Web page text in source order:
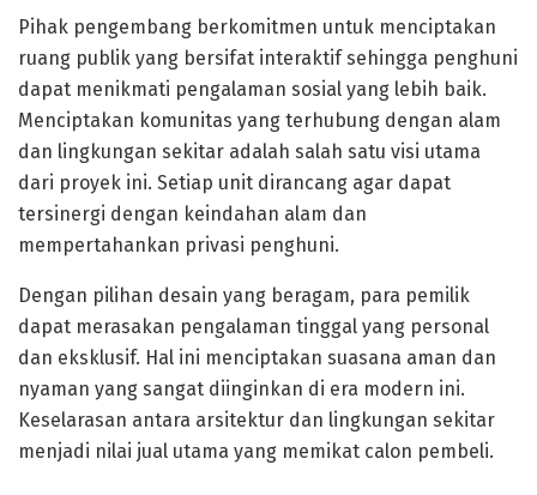
Pihak pengembang berkomitmen untuk menciptakan
ruang publik yang bersifat interaktif sehingga penghuni
dapat menikmati pengalaman sosial yang lebih baik.
Menciptakan komunitas yang terhubung dengan alam
dan lingkungan sekitar adalah salah satu visi utama
dari proyek ini. Setiap unit dirancang agar dapat
tersinergi dengan keindahan alam dan
mempertahankan privasi penghuni.
Dengan pilihan desain yang beragam, para pemilik
dapat merasakan pengalaman tinggal yang personal
dan eksklusif. Hal ini menciptakan suasana aman dan
nyaman yang sangat diinginkan di era modern ini.
Keselarasan antara arsitektur dan lingkungan sekitar
menjadi nilai jual utama yang memikat calon pembeli.